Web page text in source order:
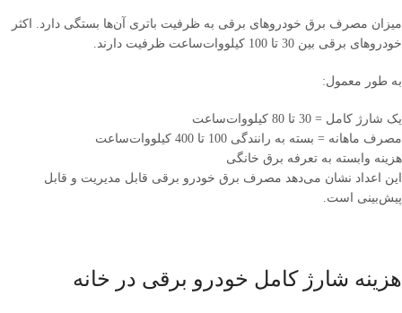
میزان مصرف برق خودروهای برقی به ظرفیت باتری آن‌ها بستگی دارد. اکثر
خودروهای برقی بین 30 تا 100 کیلووات‌ساعت ظرفیت دارند.
به طور معمول:
یک شارژ کامل = 30 تا 80 کیلووات‌ساعت
مصرف ماهانه = بسته به رانندگی 100 تا 400 کیلووات‌ساعت
هزینه وابسته به تعرفه برق خانگی
این اعداد نشان می‌دهد مصرف برق خودرو برقی قابل مدیریت و قابل
پیش‌بینی است.
هزینه شارژ کامل خودرو برقی در خانه